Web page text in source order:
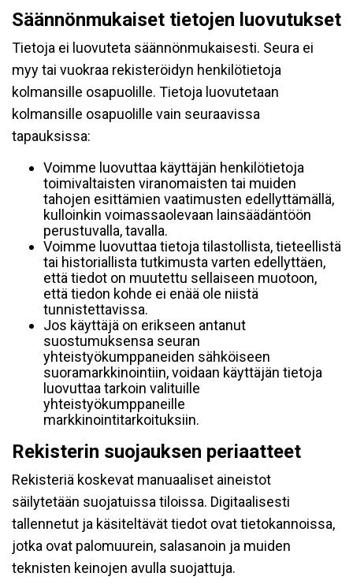
Säännönmukaiset tietojen luovutukset
Tietoja ei luovuteta säännönmukaisesti. Seura ei
myy tai vuokraa rekisteröidyn henkilötietoja
kolmansille osapuolille. Tietoja luovutetaan
kolmansille osapuolille vain seuraavissa
tapauksissa:
Voimme luovuttaa käyttäjän henkilötietoja
toimivaltaisten viranomaisten tai muiden
tahojen esittämien vaatimusten edellyttämällä,
kulloinkin voimassaolevaan lainsäädäntöön
perustuvalla, tavalla.
Voimme luovuttaa tietoja tilastollista, tieteellistä
tai historiallista tutkimusta varten edellyttäen,
että tiedot on muutettu sellaiseen muotoon,
että tiedon kohde ei enää ole niistä
tunnistettavissa.
Jos käyttäjä on erikseen antanut
suostumuksensa seuran
yhteistyökumppaneiden sähköiseen
suoramarkkinointiin, voidaan käyttäjän tietoja
luovuttaa tarkoin valituille
yhteistyökumppaneille
markkinointitarkoituksiin.
Rekisterin suojauksen periaatteet
Rekisteriä koskevat manuaaliset aineistot
säilytetään suojatuissa tiloissa. Digitaalisesti
tallennetut ja käsiteltävät tiedot ovat tietokannoissa,
jotka ovat palomuurein, salasanoin ja muiden
teknisten keinojen avulla suojattuja.